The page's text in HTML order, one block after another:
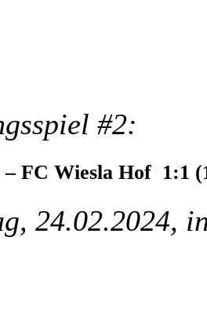
#2:
– FC Wiesla Hof 1:1
24.02.2024,